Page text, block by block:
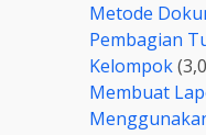
Metode
Pembagian
Kelompok
Membuat